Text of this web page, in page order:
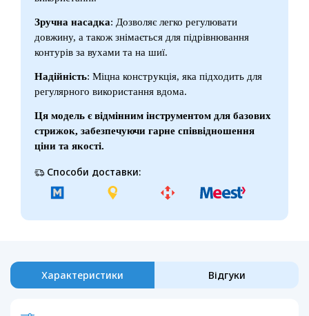
Зручна насадка: Дозволяє легко регулювати
довжину, а також знімається для підрівнювання
контурів за вухами та на шиї.
Надійність: Міцна конструкція, яка підходить для
регулярного використання вдома.
Ця модель є відмінним інструментом для базових
стрижок, забезпечуючи гарне співвідношення
ціни та якості.
Способи доставки:
Характеристики Відгуки